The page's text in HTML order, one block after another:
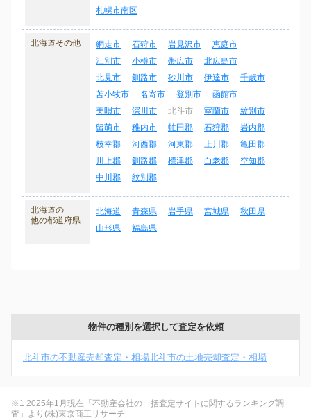
札幌市南区
北海道その他 網走市 石狩市 岩見沢市
恵庭市
江別市
小樽市 帯広市
北広島市
北見市
釧路市 砂川市 伊達市
千歳市
苫小牧市
名寄市 登別市
函館市
美唄市
深川市 北斗市 室蘭市
紋別市
留萌市
稚内市 虻田郡 石狩郡
岩内郡
枝幸郡
河西郡 河東郡 上川郡
亀田郡
川上郡
釧路郡 標津郡 白老郡
空知郡
中川郡
紋別郡
北海道の
他の都道府県
北海道 青森県 岩手県 宮城県
秋田県
山形県
福島県
物件の種別を選択して査定を依頼
北斗市の不動産売却査定・相場北斗市の土地売却査定・相場
※1 2025年1月現在「不動産会社の一括査定サイトに関するランキング調
査」より(株)東京商工リサーチ